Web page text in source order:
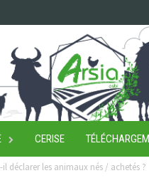
CERISE
déclarer les animaux nés / achetés ?